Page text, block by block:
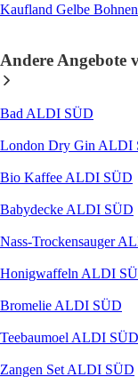
Kaufland Gelbe Bohnen
Andere Angebote
Bad ALDI SÜD
London Dry Gin ALDI
Bio Kaffee ALDI SÜD
Babydecke ALDI SÜD
Nass-Trockensauger
Honigwaffeln ALDI
Bromelie ALDI SÜD
Teebaumoel ALDI SÜD
Zangen Set ALDI SÜD